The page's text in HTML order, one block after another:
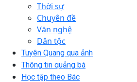
Thời sự
Chuyên đề
Văn nghệ
Dân tộc
Tuyên Quang qua ảnh
Thông tin quảng bá
Học tập theo Bác